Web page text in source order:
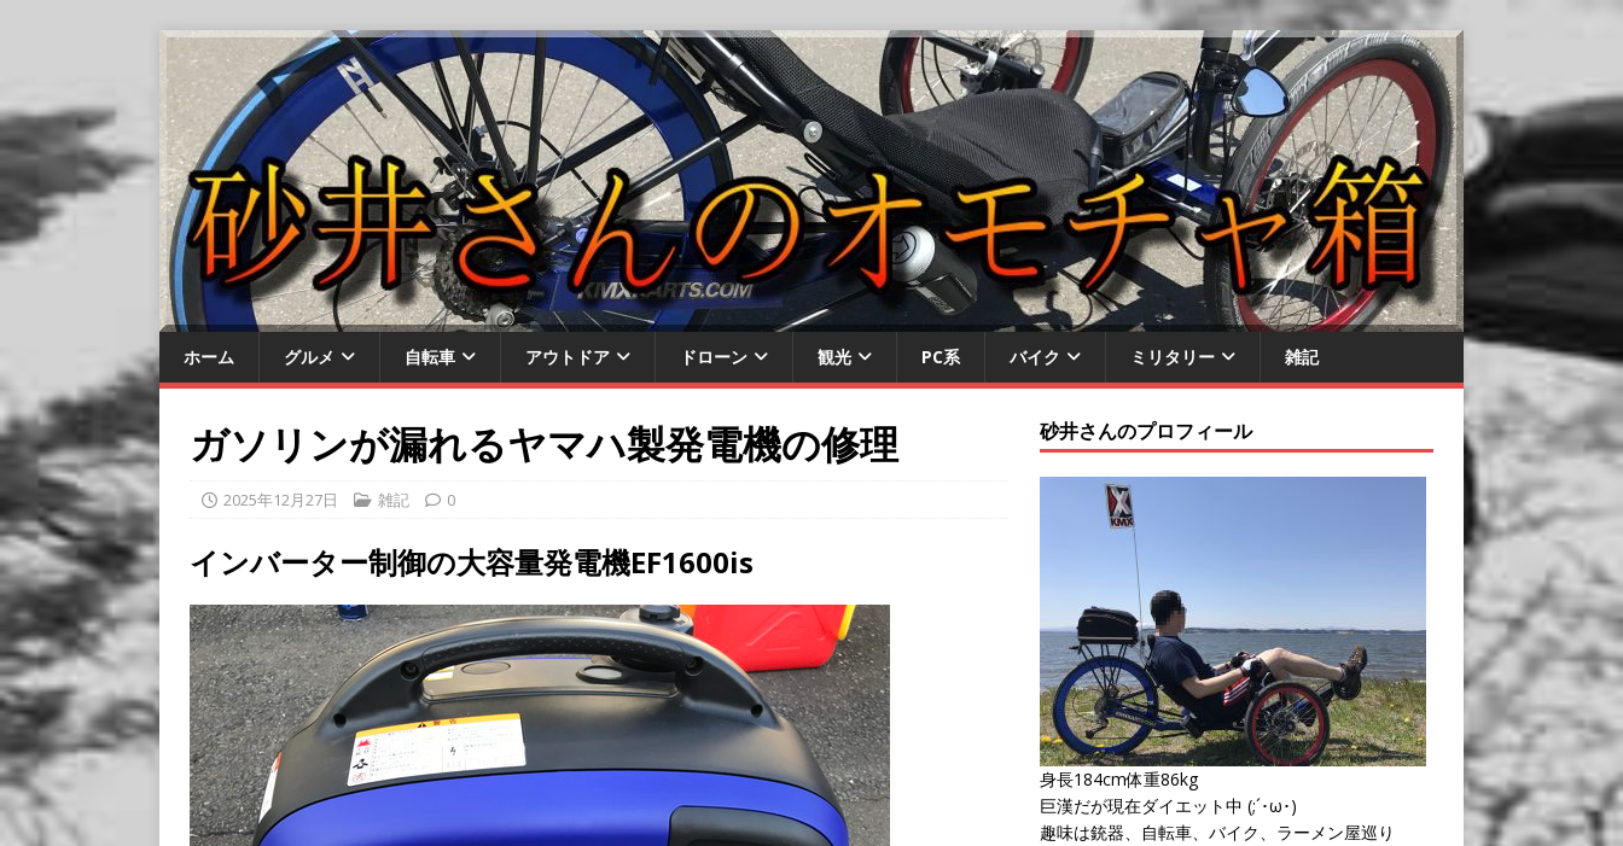
ホーム グルメ 自転車 アウトドア ドローン 観光 PC系 バイク ミリタリー 雑記
ガソリンが漏れるヤマハ製発電機の修理
2025年12月27日 雑記 0
インバーター制御の大容量発電機EF1600is
砂井さんのプロフィール
身長184cm体重86kg
巨漢だが現在ダイエット中 (;´･ω･)
趣味は銃器、自転車、バイク、ラーメン屋巡り